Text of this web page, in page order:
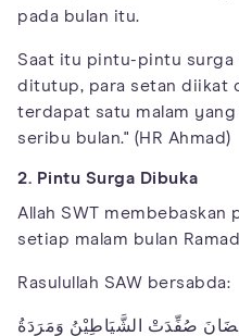
pada bulan itu.
Saat itu pintu-pintu
ditutup, para setan diikat
terdapat satu malam
seribu bulan." (HR Ahmad)
2. Pintu Surga Dibuka
Allah SWT membebaskan
setiap malam bulan
Rasulullah SAW bersabda:
صُفِّدَتْ الشَّيَاطِيْنُ وَمَرَدَةُ